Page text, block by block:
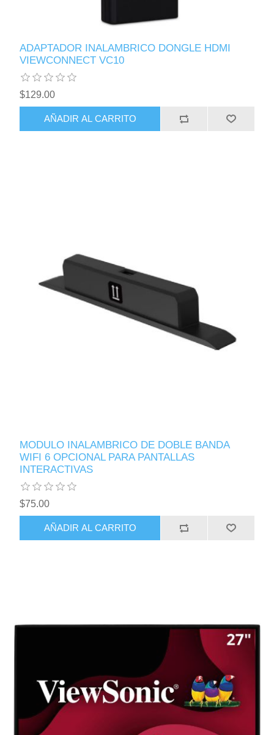
ADAPTADOR INALAMBRICO DONGLE HDMI
VIEWCONNECT VC10
$129.00
AÑADIR AL CARRITO
MODULO INALAMBRICO DE DOBLE BANDA
WIFI 6 OPCIONAL PARA PANTALLAS
INTERACTIVAS
$75.00
AÑADIR AL CARRITO